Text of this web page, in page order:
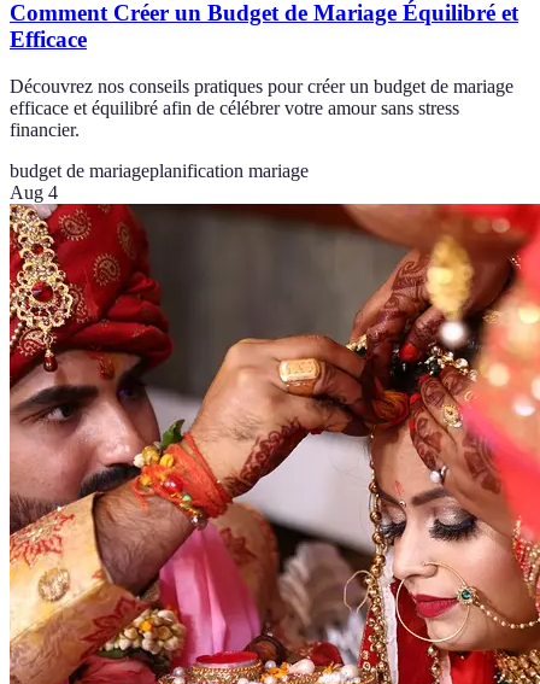
Comment Créer un Budget de Mariage Équilibré et
Efficace
Découvrez nos conseils pratiques pour créer un budget de mariage
efficace et équilibré afin de célébrer votre amour sans stress
financier.
budget de mariageplanification mariage
Aug 4